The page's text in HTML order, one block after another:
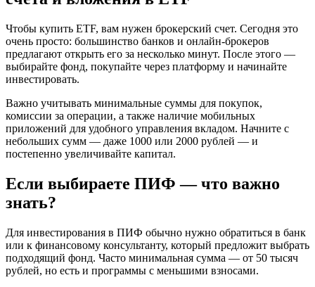
Чтобы купить ETF, вам нужен брокерский счет. Сегодня это
очень просто: большинство банков и онлайн-брокеров
предлагают открыть его за несколько минут. После этого —
выбирайте фонд, покупайте через платформу и начинайте
инвестировать.
Важно учитывать минимальные суммы для покупок,
комиссии за операции, а также наличие мобильных
приложений для удобного управления вкладом. Начните с
небольших сумм — даже 1000 или 2000 рублей — и
постепенно увеличивайте капитал.
Если выбираете ПИФ — что важно
знать?
Для инвестирования в ПИФ обычно нужно обратиться в банк
или к финансовому консультанту, который предложит выбрать
подходящий фонд. Часто минимальная сумма — от 50 тысяч
рублей, но есть и программы с меньшими взносами.